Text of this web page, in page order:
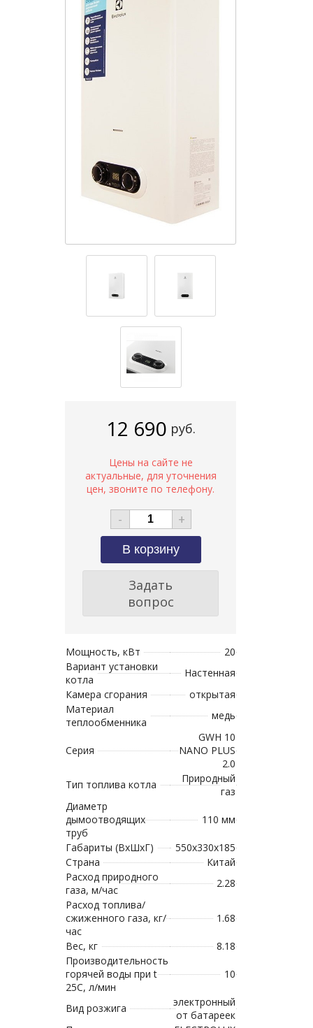
12 690 руб.
- +
Задать
вопрос
Мощность, кВт
20
Вариант установки
котла
Настенная
Камера сгорания
открытая
Материал
теплообменника
медь
Серия
GWH 10
NANO PLUS
2.0
Тип топлива котла
Природный
газ
Диаметр
дымоотводящих
труб
110 мм
Габариты (ВхШхГ)
550х330х185
Страна
Китай
Расход природного
газа, м/час
2.28
Расход топлива/
сжиженного газа, кг/
час
1.68
Вес, кг
8.18
Производительность
горячей воды при t
25C, л/мин
10
Вид розжига
электронный
от батареек